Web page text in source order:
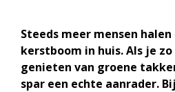
Steeds meer mensen
kerstboom in huis. Als je
genieten van groene
spar een echte aanrader.